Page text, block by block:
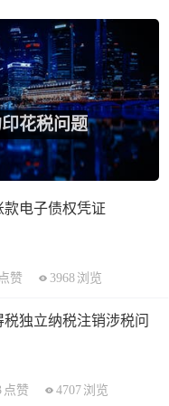
花税问题
电子债权凭证
点赞 3968 浏览
独立纳税注销涉税问
点赞 4707 浏览